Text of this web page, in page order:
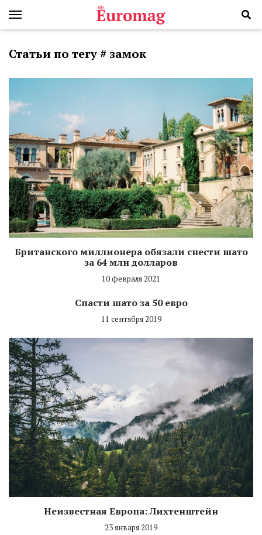
Статьи по тегу # замок
Британского миллионера обязали снести шато
за 64 млн долларов
10 февраля 2021
Спасти шато за 50 евро
11 сентября 2019
Неизвестная Европа: Лихтенштейн
23 января 2019